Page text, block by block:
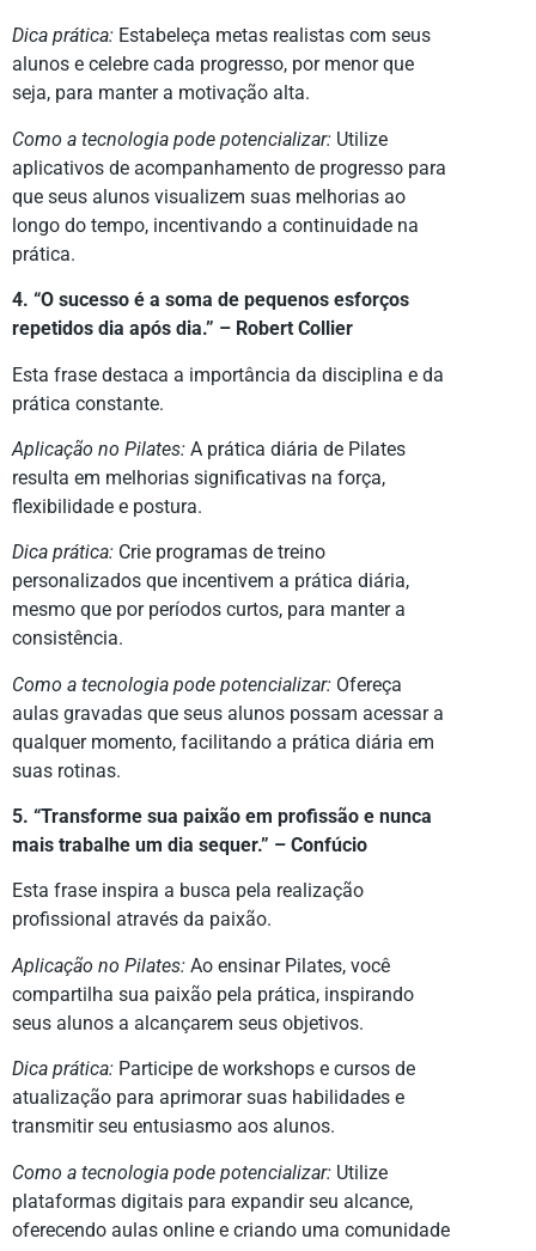
Dica prática: Estabeleça metas realistas com seus
alunos e celebre cada progresso, por menor que
seja, para manter a motivação alta.
Como a tecnologia pode potencializar: Utilize
aplicativos de acompanhamento de progresso para
que seus alunos visualizem suas melhorias ao
longo do tempo, incentivando a continuidade na
prática.
4. “O sucesso é a soma de pequenos esforços
repetidos dia após dia.” – Robert Collier
Esta frase destaca a importância da disciplina e da
prática constante.
Aplicação no Pilates: A prática diária de Pilates
resulta em melhorias significativas na força,
flexibilidade e postura.
Dica prática: Crie programas de treino
personalizados que incentivem a prática diária,
mesmo que por períodos curtos, para manter a
consistência.
Como a tecnologia pode potencializar: Ofereça
aulas gravadas que seus alunos possam acessar a
qualquer momento, facilitando a prática diária em
suas rotinas.
5. “Transforme sua paixão em profissão e nunca
mais trabalhe um dia sequer.” – Confúcio
Esta frase inspira a busca pela realização
profissional através da paixão.
Aplicação no Pilates: Ao ensinar Pilates, você
compartilha sua paixão pela prática, inspirando
seus alunos a alcançarem seus objetivos.
Dica prática: Participe de workshops e cursos de
atualização para aprimorar suas habilidades e
transmitir seu entusiasmo aos alunos.
Como a tecnologia pode potencializar: Utilize
plataformas digitais para expandir seu alcance,
oferecendo aulas online e criando uma comunidade